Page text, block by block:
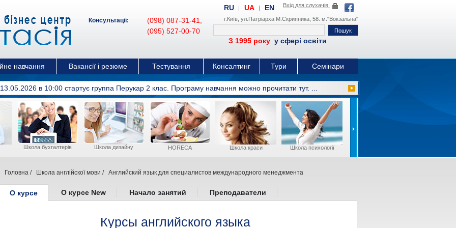
Консультації:
(098) 087-31-41,
(095) 527-00-70
RU | UA | EN Вхід для слухачів
г.Київ, ул.Патріарха М.Скрипника, 58. м."Вокзальна"
З 1995 року у сфері освіти
навчання Вакансії і резюме Тестування Консалтинг Тури Семінари
в 10:00 cтартує группа Перукар 2 клас. Програму навчання можно прочитати тут. ...
Школа бухгалтерів Школа дизайну HORECA Школа краси Школа психології
Головна / Школа англійскої мови / Английский язык для специалистов международного менеджмента
О курсе О курсе New Начало занятий Преподаватели
Курсы английского языка